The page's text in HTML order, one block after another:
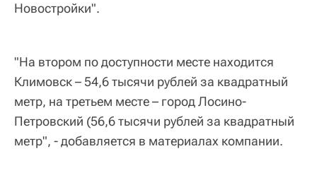
Новостройки".
"На втором по доступности месте находится
Климовск – 54,6 тысячи рублей за квадратный
метр, на третьем месте – город Лосино-
Петровский (56,6 тысячи рублей за квадратный
метр", - добавляется в материалах компании.